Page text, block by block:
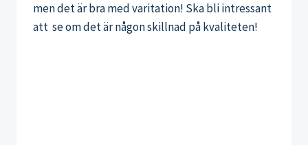
men det är bra med varitation! Ska bli intressant
att se om det är någon skillnad på kvaliteten!